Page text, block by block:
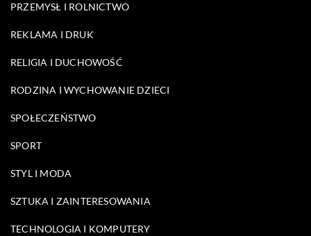
PRZEMYSŁ I ROLNICTWO
REKLAMA I DRUK
RELIGIA I DUCHOWOŚĆ
RODZINA I WYCHOWANIE DZIECI
SPOŁECZEŃSTWO
SPORT
STYL I MODA
SZTUKA I ZAINTERESOWANIA
TECHNOLOGIA I KOMPUTERY